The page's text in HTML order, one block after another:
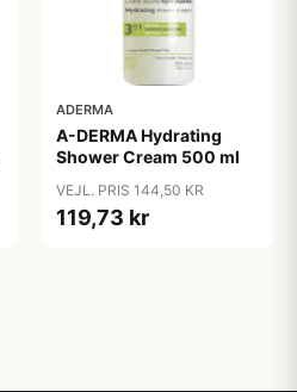
ADERMA
A-DERMA Hydrating
Shower Cream 500 ml
VEJL. PRIS 144,50 KR
119,73 kr